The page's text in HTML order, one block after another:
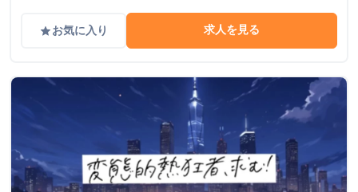
gradeお気に入り 求人を見る